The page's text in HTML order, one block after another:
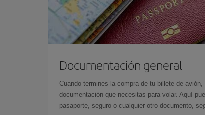
Documentación general
Cuando termines la compra de tu billete de
documentación que necesitas para volar. Aquí
pasaporte, seguro o cualquier otro documento,